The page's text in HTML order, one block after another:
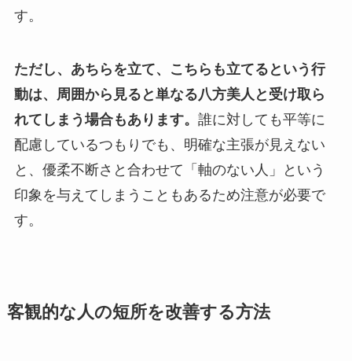
す。
ただし、あちらを立て、こちらも立てるという行
動は、周囲から見ると単なる八方美人と受け取ら
れてしまう場合もあります。 誰に対しても平等に
配慮しているつもりでも、明確な主張が見えない
と、優柔不断さと合わせて「軸のない人」という
印象を与えてしまうこともあるため注意が必要で
す。
客観的な人の短所を改善する方法